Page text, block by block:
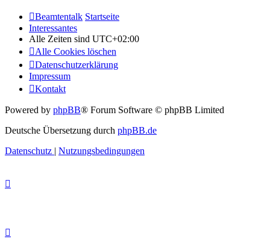
Beamtentalk Startseite
Interessantes
Alle Zeiten sind UTC+02:00
Alle Cookies löschen
Datenschutzerklärung
Impressum
Kontakt
Powered by phpBB® Forum Software © phpBB Limited
Deutsche Übersetzung durch phpBB.de
Datenschutz | Nutzungsbedingungen